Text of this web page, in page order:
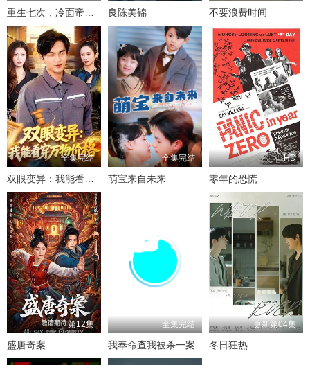
重生七次，冷面帝王宠我入骨 良陈美锦 不要浪费时间
全集完结
双眼变异：我能看穿万物价格
全集完结
萌宝来自未来
HD
零年的恐慌
第12集
盛唐奇案
全集完结
我奉命查我被杀一案
更新第04集
冬日狂热